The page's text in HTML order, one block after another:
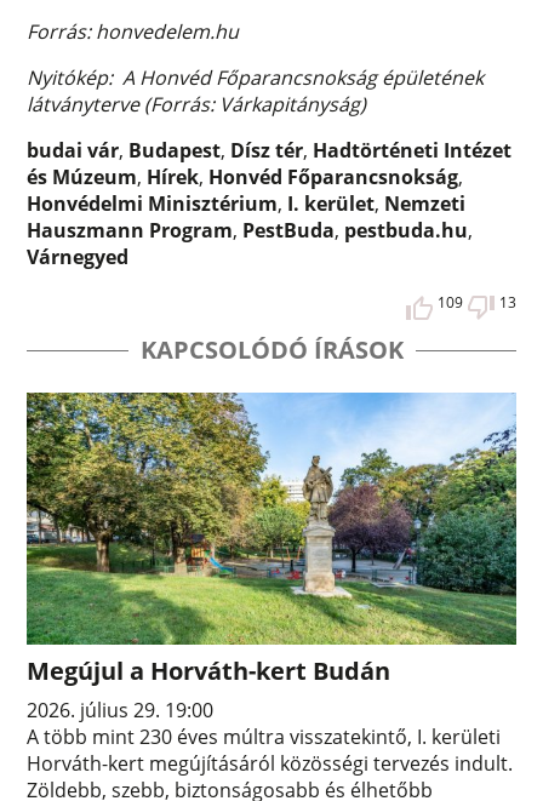
Forrás: honvedelem.hu
Nyitókép: A Honvéd Főparancsnokság épületének
látványterve (Forrás: Várkapitányság)
budai vár, Budapest, Dísz tér, Hadtörténeti Intézet
és Múzeum, Hírek, Honvéd Főparancsnokság,
Honvédelmi Minisztérium, I. kerület, Nemzeti
Hauszmann Program, PestBuda, pestbuda.hu,
Várnegyed
109 13
KAPCSOLÓDÓ ÍRÁSOK
Megújul a Horváth-kert Budán
2026. július 29. 19:00
A több mint 230 éves múltra visszatekintő, I. kerületi
Horváth-kert megújításáról közösségi tervezés indult.
Zöldebb, szebb, biztonságosabb és élhetőbb